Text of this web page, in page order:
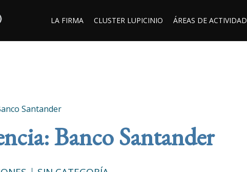
LA FIRMA CLUSTER LUPICINIO ÁREAS DE ACTIVIDAD
Santander
Banco Santander